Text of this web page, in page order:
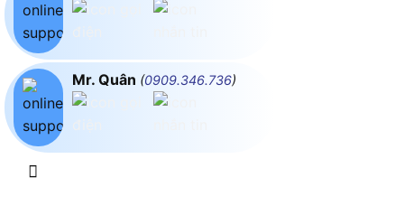
Mr. Quân (0909.346.736)